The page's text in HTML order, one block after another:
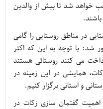
خواهد شد تا بیش از والدین
در مناطق روستایی را گامی
شد: با توجه به این که اکثر
می کنند روستائی هستند
همایشی در این زمینه در
و استانی برگزار کنیم.
گفتمان سازی زکات در